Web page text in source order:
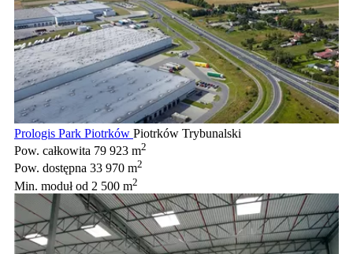
Prologis Park Piotrków Piotrków Trybunalski
Pow. całkowita 79 923 m2
Pow. dostępna 33 970 m2
Min. modułod 2 500 m2